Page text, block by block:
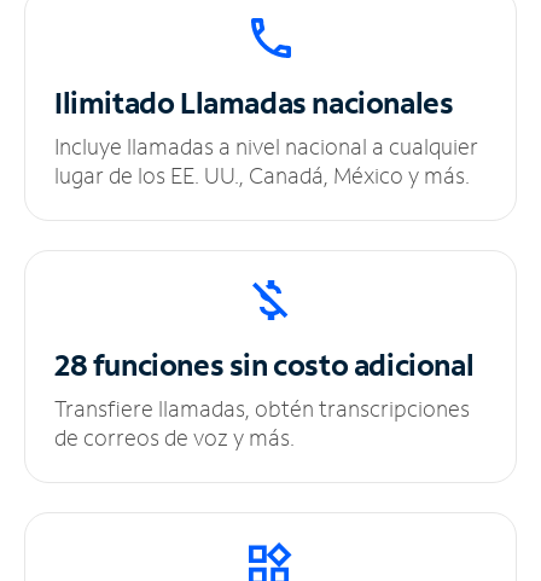
IlimitadoLlamadas nacionales
Incluye llamadas a nivel nacional a cualquier
lugar de los EE. UU., Canadá, México y más.
28 funciones sincosto adicional
Transfiere llamadas, obtén transcripciones
de correos de voz y más.